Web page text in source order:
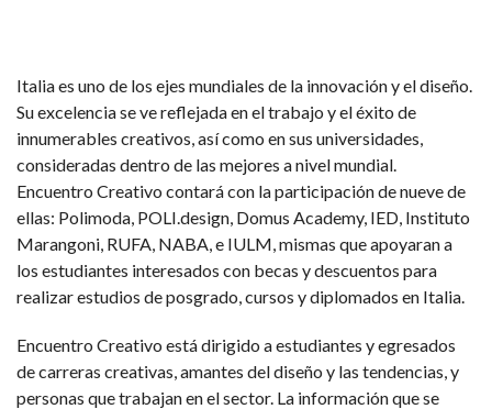
Italia es uno de los ejes mundiales de la innovación y el diseño.
Su excelencia se ve reflejada en el trabajo y el éxito de
innumerables creativos, así como en sus universidades,
consideradas dentro de las mejores a nivel mundial.
Encuentro Creativo contará con la participación de nueve de
ellas: Polimoda, POLI.design, Domus Academy, IED, Instituto
Marangoni, RUFA, NABA, e IULM, mismas que apoyaran a
los estudiantes interesados con becas y descuentos para
realizar estudios de posgrado, cursos y diplomados en Italia.
Encuentro Creativo está dirigido a estudiantes y egresados
de carreras creativas, amantes del diseño y las tendencias, y
personas que trabajan en el sector. La información que se